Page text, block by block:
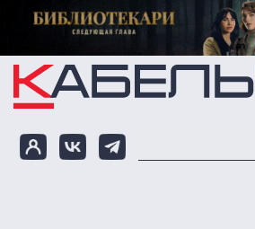
Перейти к основному содержанию